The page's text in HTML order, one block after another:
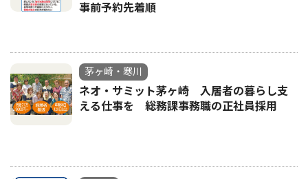
事前予約先着順
茅ヶ崎・寒川
ネオ・サミット茅ヶ崎 入居者の暮らし支
える仕事を 総務課事務職の正社員採用